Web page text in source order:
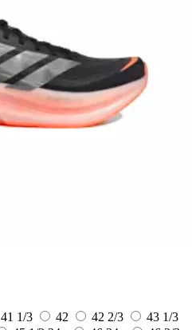
41 1/3 42 42 2/3
43 1/3